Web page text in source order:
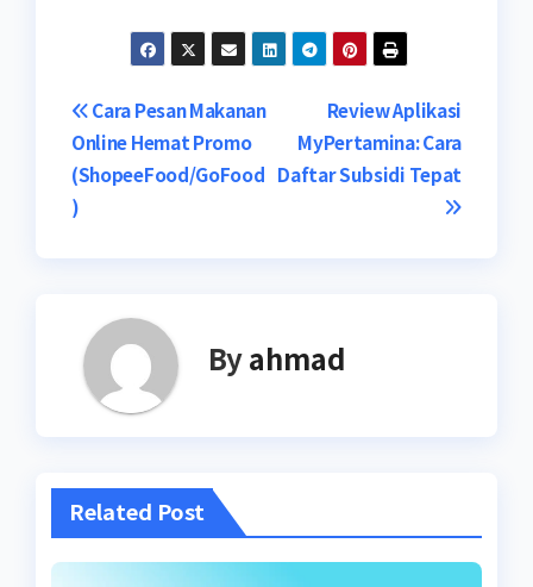
Navigasi
pos
Review Aplikasi
MyPertamina: Cara
Daftar Subsidi Tepat
Cara Pesan Makanan
Online Hemat Promo
(ShopeeFood/GoFood
)
Byahmad
Related Post